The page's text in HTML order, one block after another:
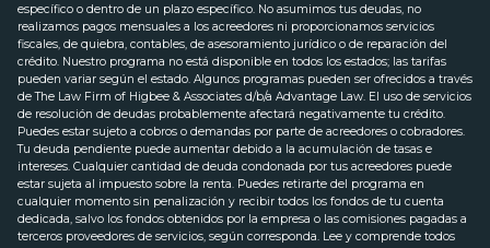
específico o dentro de un plazo específico. No asumimos tus deudas, no
realizamos pagos mensuales a los acreedores ni proporcionamos servicios
fiscales, de quiebra, contables, de asesoramiento jurídico o de reparación del
crédito. Nuestro programa no está disponible en todos los estados; las tarifas
pueden variar según el estado. Algunos programas pueden ser ofrecidos a través
de The Law Firm of Higbee & Associates d/b/a Advantage Law. El uso de servicios
de resolución de deudas probablemente afectará negativamente tu crédito.
Puedes estar sujeto a cobros o demandas por parte de acreedores o cobradores.
Tu deuda pendiente puede aumentar debido a la acumulación de tasas e
intereses. Cualquier cantidad de deuda condonada por tus acreedores puede
estar sujeta al impuesto sobre la renta. Puedes retirarte del programa en
cualquier momento sin penalización y recibir todos los fondos de tu cuenta
dedicada, salvo los fondos obtenidos por la empresa o las comisiones pagadas a
terceros proveedores de servicios, según corresponda. Lee y comprende todos